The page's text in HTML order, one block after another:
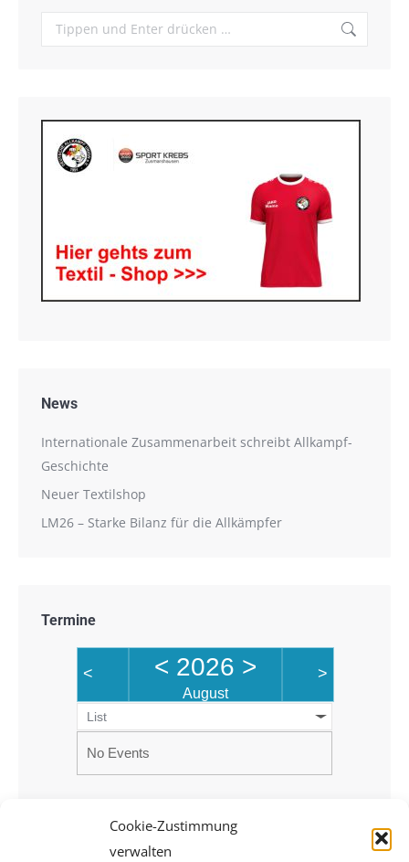
Cookie-Zustimmung
verwalten
Search:
News
Internationale Zusammenarbeit schreibt Allkampf-
Geschichte
Neuer Textilshop
LM26 – Starke Bilanz für die Allkämpfer
Termine
< < 2026 >
August
>
List
No Events